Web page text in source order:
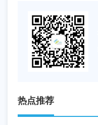
热点推荐